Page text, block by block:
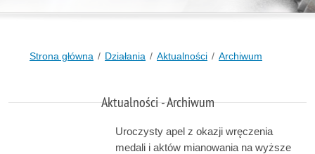
Strona główna Działania Aktualności Archiwum
Aktualności - Archiwum
Uroczysty apel z okazji wręczenia
medali i aktów mianowania na wyższe